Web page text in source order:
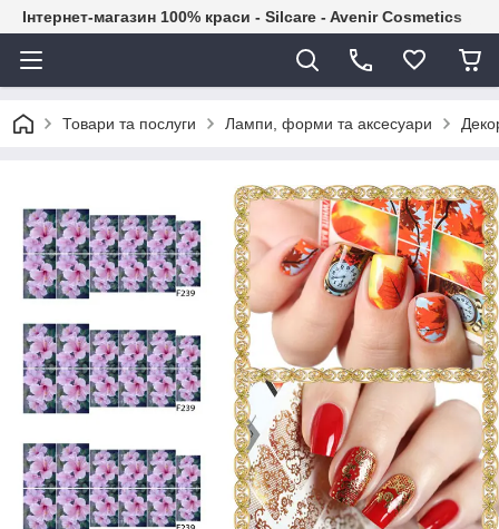
Інтернет-магазин 100% краси - Silcare - Avenir Cosmetics
Товари та послуги Лампи, форми та аксесуари